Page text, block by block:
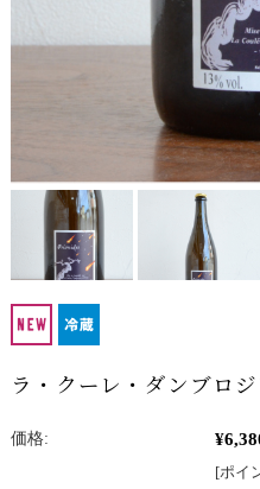
ラ・クーレ・ダンブロ
価格:
[ポイ